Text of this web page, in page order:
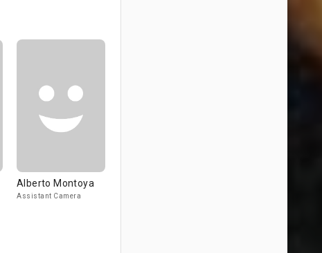
Alberto Montoya
Assistant Camera